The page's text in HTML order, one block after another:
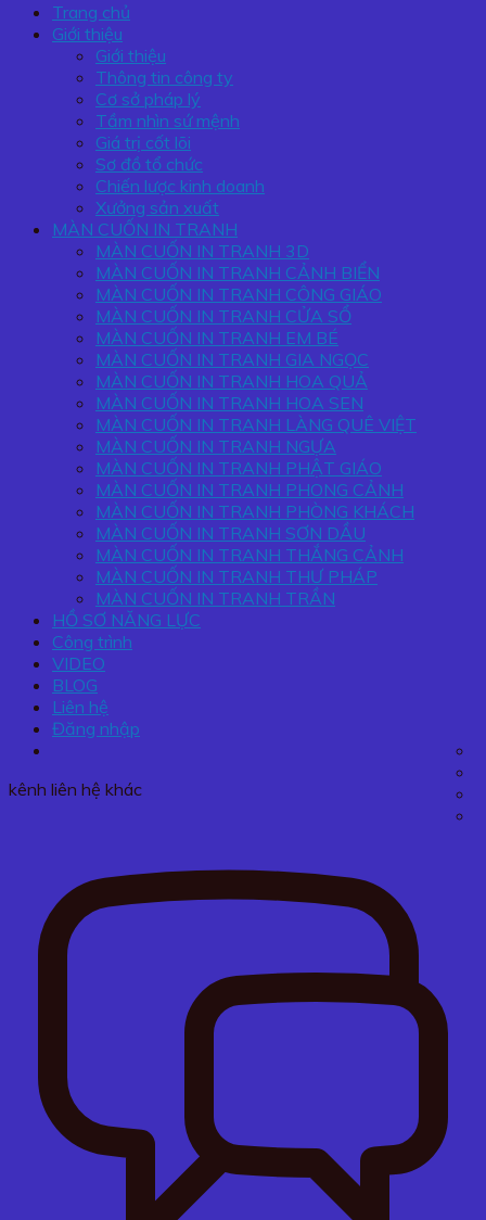
Trang chủ
Giới thiệu
Giới thiệu
Thông tin công ty
Cơ sở pháp lý
Tầm nhìn sứ mệnh
Giá trị cốt lõi
Sơ đồ tổ chức
Chiến lược kinh doanh
Xưởng sản xuất
MÀN CUỐN IN TRANH
MÀN CUỐN IN TRANH 3D
MÀN CUỐN IN TRANH CẢNH BIỂN
MÀN CUỐN IN TRANH CÔNG GIÁO
MÀN CUỐN IN TRANH CỬA SỔ
MÀN CUỐN IN TRANH EM BÉ
MÀN CUỐN IN TRANH GIA NGỌC
MÀN CUỐN IN TRANH HOA QUẢ
MÀN CUỐN IN TRANH HOA SEN
MÀN CUỐN IN TRANH LÀNG QUÊ VIỆT
MÀN CUỐN IN TRANH NGỰA
MÀN CUỐN IN TRANH PHẬT GIÁO
MÀN CUỐN IN TRANH PHONG CẢNH
MÀN CUỐN IN TRANH PHÒNG KHÁCH
MÀN CUỐN IN TRANH SƠN DẦU
MÀN CUỐN IN TRANH THẮNG CẢNH
MÀN CUỐN IN TRANH THƯ PHÁP
MÀN CUỐN IN TRANH TRẦN
HỒ SƠ NĂNG LỰC
Công trình
VIDEO
BLOG
Liên hệ
Đăng nhập
kênh liên hệ khác